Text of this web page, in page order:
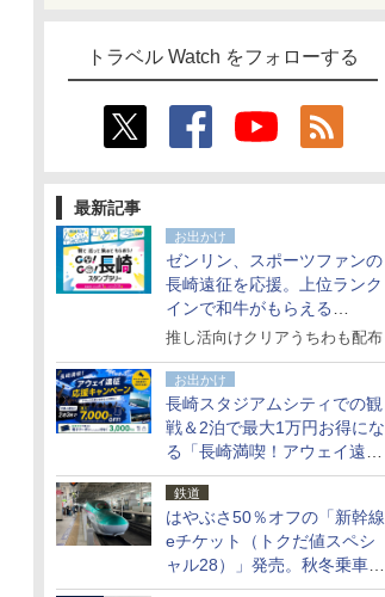
トラベル Watch をフォローする
最新記事
お出かけ
ゼンリン、スポーツファンの
長崎遠征を応援。上位ランク
インで和牛がもらえる
「GO！GO！長崎スタンプラ
推し活向けクリアうちわも配布
お出かけ
長崎スタジアムシティでの観
戦＆2泊で最大1万円お得にな
る「長崎満喫！アウェイ遠征
応援キャンペーン」
鉄道
はやぶさ50％オフの「新幹線
eチケット（トクだ値スペシ
ャル28）」発売。秋冬乗車
分、えきねっと限定